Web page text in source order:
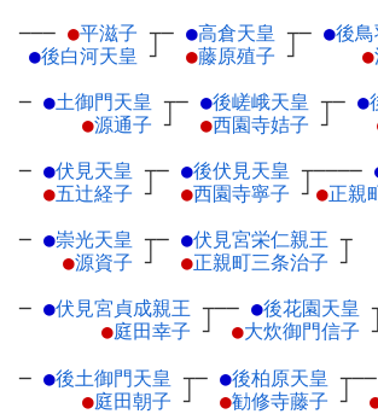
─── ●平滋子 ┬
●後白河天皇 ┘
─ ●高倉天皇 ┬
●藤原殖子 ┘
─ ●後鳥
●
─ ●土御門天皇 ┬
●源通子 ┘
─ ●後嵯峨天皇 ┬
●西園寺姞子 ┘
─ ●
─ ●伏見天皇 ┬
●五辻経子 ┘
─ ●後伏見天皇 ┬
●西園寺寧子 ┘
────
●正親
─ ●崇光天皇 ┬
●源資子 ┘
─ ●伏見宮栄仁親王 ┬
●正親町三条治子 ┘
─ ●伏見宮貞成親王 ┬
●庭田幸子 ┘
── ●後花園天皇
●大炊御門信子 ┘
─ ●後土御門天皇 ┬
●庭田朝子 ┘
─ ●後柏原天皇 ┬
●勧修寺藤子 ┘
──